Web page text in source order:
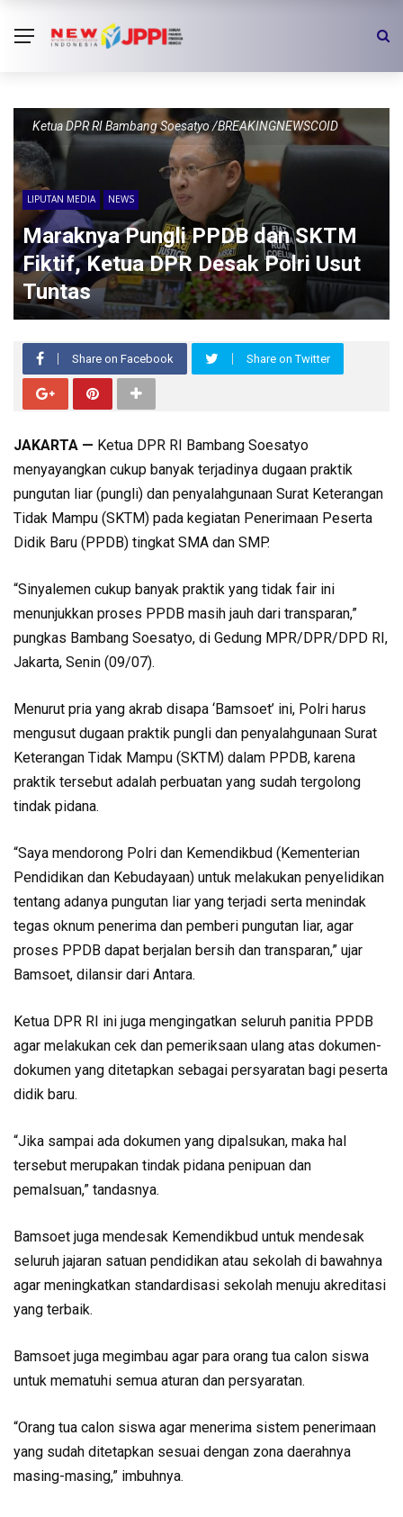
Ketua DPR RI Bambang Soesatyo /BREAKINGNEWSCOID
LIPUTAN MEDIA NEWS
Maraknya Pungli PPDB dan SKTM
Fiktif, Ketua DPR Desak Polri Usut
Tuntas
Share on Facebook Share on Twitter
JAKARTA — Ketua DPR RI Bambang Soesatyo
menyayangkan cukup banyak terjadinya dugaan praktik
pungutan liar (pungli) dan penyalahgunaan Surat Keterangan
Tidak Mampu (SKTM) pada kegiatan Penerimaan Peserta
Didik Baru (PPDB) tingkat SMA dan SMP.
“Sinyalemen cukup banyak praktik yang tidak fair ini
menunjukkan proses PPDB masih jauh dari transparan,”
pungkas Bambang Soesatyo, di Gedung MPR/DPR/DPD RI,
Jakarta, Senin (09/07).
Menurut pria yang akrab disapa ‘Bamsoet’ ini, Polri harus
mengusut dugaan praktik pungli dan penyalahgunaan Surat
Keterangan Tidak Mampu (SKTM) dalam PPDB, karena
praktik tersebut adalah perbuatan yang sudah tergolong
tindak pidana.
“Saya mendorong Polri dan Kemendikbud (Kementerian
Pendidikan dan Kebudayaan) untuk melakukan penyelidikan
tentang adanya pungutan liar yang terjadi serta menindak
tegas oknum penerima dan pemberi pungutan liar, agar
proses PPDB dapat berjalan bersih dan transparan,” ujar
Bamsoet, dilansir dari Antara.
Ketua DPR RI ini juga mengingatkan seluruh panitia PPDB
agar melakukan cek dan pemeriksaan ulang atas dokumen-
dokumen yang ditetapkan sebagai persyaratan bagi peserta
didik baru.
“Jika sampai ada dokumen yang dipalsukan, maka hal
tersebut merupakan tindak pidana penipuan dan
pemalsuan,” tandasnya.
Bamsoet juga mendesak Kemendikbud untuk mendesak
seluruh jajaran satuan pendidikan atau sekolah di bawahnya
agar meningkatkan standardisasi sekolah menuju akreditasi
yang terbaik.
Bamsoet juga megimbau agar para orang tua calon siswa
untuk mematuhi semua aturan dan persyaratan.
“Orang tua calon siswa agar menerima sistem penerimaan
yang sudah ditetapkan sesuai dengan zona daerahnya
masing-masing,” imbuhnya.